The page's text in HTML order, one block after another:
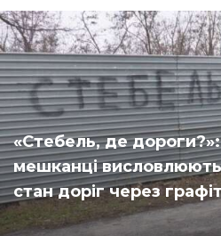
«Стебель, де
мешканці
стан доріг через